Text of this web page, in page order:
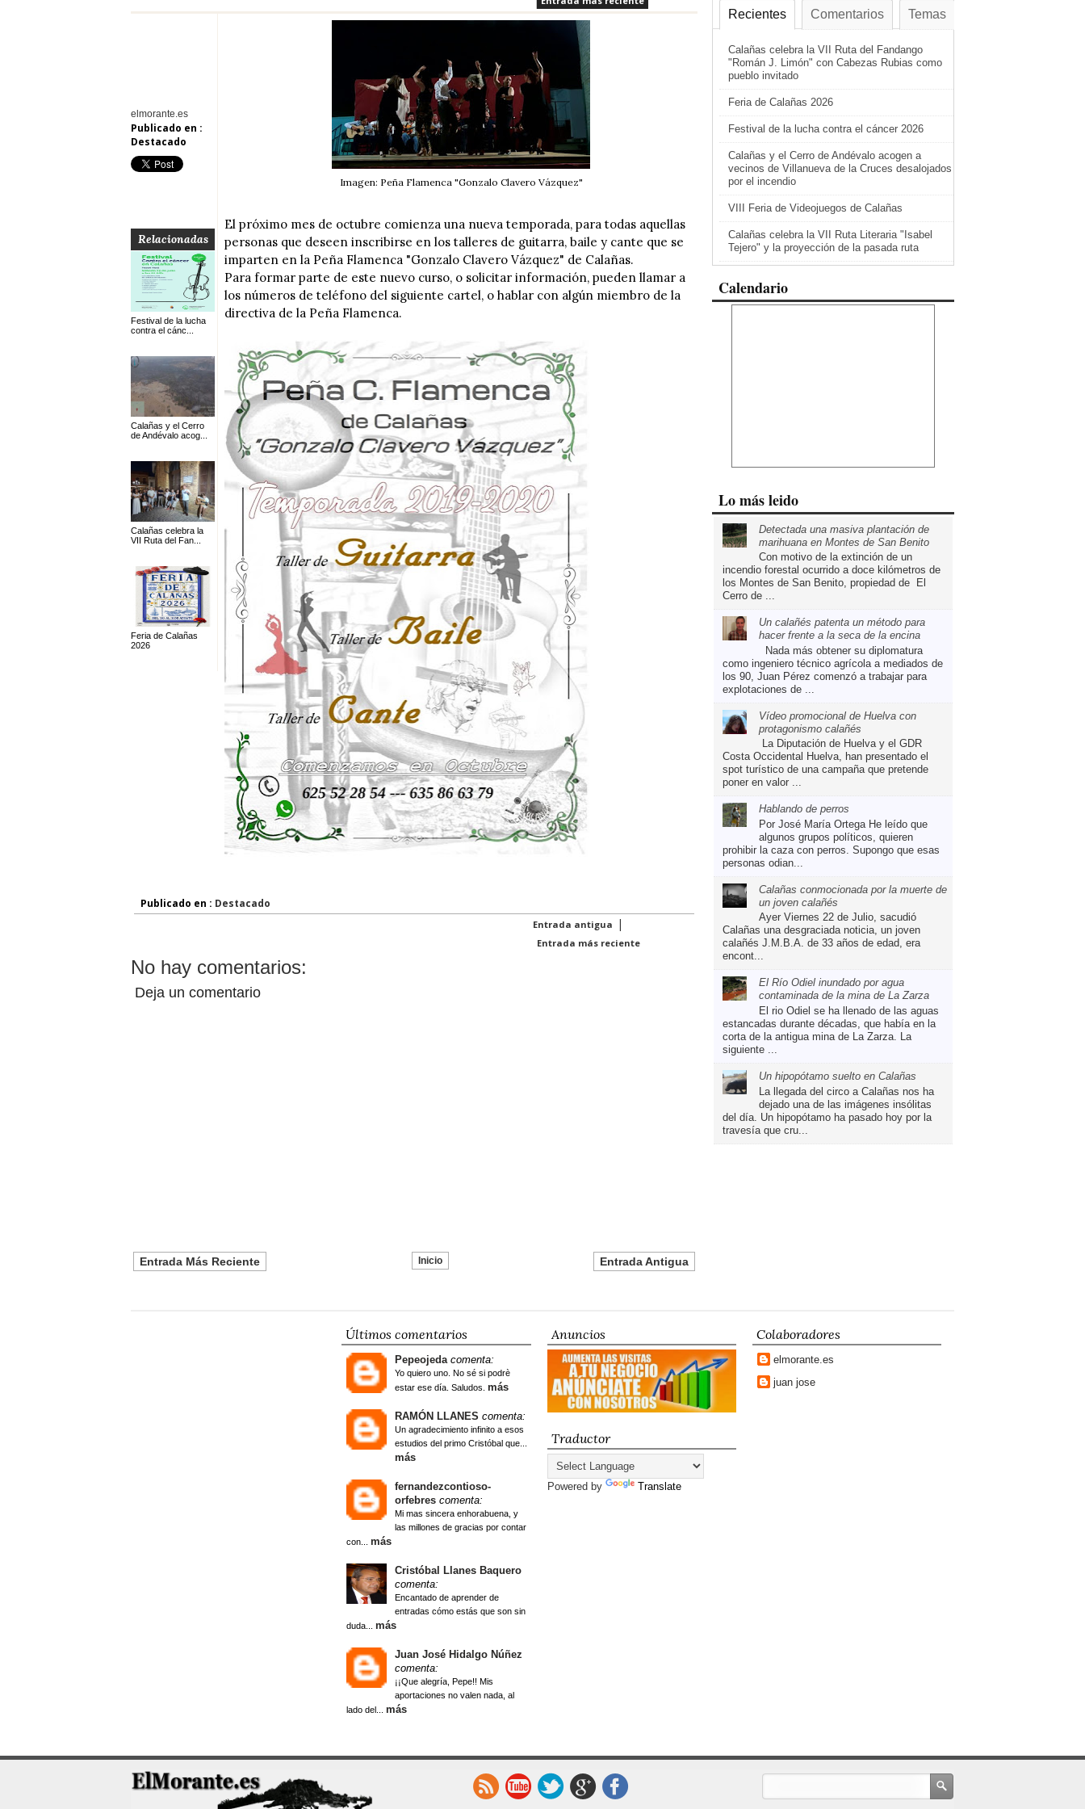
elmorante.es
Publicado en :
Destacado
Relacionadas
Festival de la lucha
contra el cánc...
Calañas y el Cerro
de Andévalo acog...
Calañas celebra la
VII Ruta del Fan...
Feria de Calañas
2026
Imagen: Peña Flamenca "Gonzalo Clavero Vázquez"
El próximo mes de octubre comienza una nueva temporada, para todas aquellas
personas que deseen inscribirse en los talleres de guitarra, baile y cante que se
imparten en la Peña Flamenca "Gonzalo Clavero Vázquez" de Calañas.
Para formar parte de este nuevo curso, o solicitar información, pueden llamar a
los números de teléfono del siguiente cartel, o hablar con algún miembro de la
directiva de la Peña Flamenca.
Publicado en : Destacado
Entrada antigua |
Entrada más reciente
No hay comentarios:
Deja un comentario
Entrada Más Reciente Entrada Antigua
Inicio
Recientes Comentarios Temas
Calañas celebra la VII Ruta del Fandango
"Román J. Limón" con Cabezas Rubias como
pueblo invitado
Feria de Calañas 2026
Festival de la lucha contra el cáncer 2026
Calañas y el Cerro de Andévalo acogen a
vecinos de Villanueva de la Cruces desalojados
por el incendio
VIII Feria de Videojuegos de Calañas
Calañas celebra la VII Ruta Literaria "Isabel
Tejero" y la proyección de la pasada ruta
Calendario
Lo más leido
Detectada una masiva plantación de
marihuana en Montes de San Benito
Con motivo de la extinción de un
incendio forestal ocurrido a doce kilómetros de
los Montes de San Benito, propiedad de El
Cerro de ...
Un calañés patenta un método para
hacer frente a la seca de la encina
Nada más obtener su diplomatura
como ingeniero técnico agrícola a mediados de
los 90, Juan Pérez comenzó a trabajar para
explotaciones de ...
Vídeo promocional de Huelva con
protagonismo calañés
La Diputación de Huelva y el GDR
Costa Occidental Huelva, han presentado el
spot turístico de una campaña que pretende
poner en valor ...
Hablando de perros
Por José María Ortega He leído que
algunos grupos políticos, quieren
prohibir la caza con perros. Supongo que esas
personas odian...
Calañas conmocionada por la muerte de
un joven calañés
Ayer Viernes 22 de Julio, sacudió
Calañas una desgraciada noticia, un joven
calañés J.M.B.A. de 33 años de edad, era
encont...
El Río Odiel inundado por agua
contaminada de la mina de La Zarza
El rio Odiel se ha llenado de las aguas
estancadas durante décadas, que había en la
corta de la antigua mina de La Zarza. La
siguiente ...
Un hipopótamo suelto en Calañas
La llegada del circo a Calañas nos ha
dejado una de las imágenes insólitas
del día. Un hipopótamo ha pasado hoy por la
travesía que cru...
Últimos comentarios
Pepeojeda comenta:
Yo quiero uno. No sé si podrè
estar ese día. Saludos. más
RAMÓN LLANES comenta:
Un agradecimiento infinito a esos
estudios del primo Cristóbal que...
más
fernandezcontioso-
orfebres comenta:
Mi mas sincera enhorabuena, y
las millones de gracias por contar
con... más
Cristóbal Llanes Baquero
comenta:
Encantado de aprender de
entradas cómo estás que son sin
duda... más
Juan José Hidalgo Núñez
comenta:
¡¡Que alegría, Pepe!! Mis
aportaciones no valen nada, al
lado del... más
Anuncios
Traductor
Powered by Translate
Colaboradores
elmorante.es
juan jose